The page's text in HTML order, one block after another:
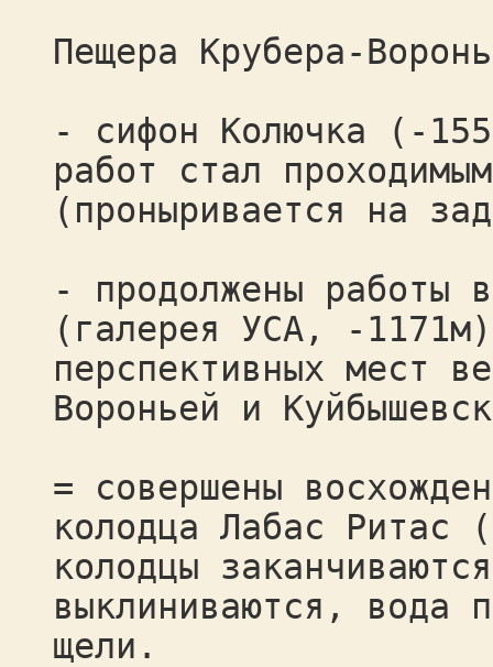
Пещера Крубера-
- сифон Колючка (-
работ стал
(проныривается на
- продолжены работы
(галерея УСА, -
перспективных мест
Вороньей и
= совершены
колодца Лабас
колодцы
выклиниваются, вода
щели.